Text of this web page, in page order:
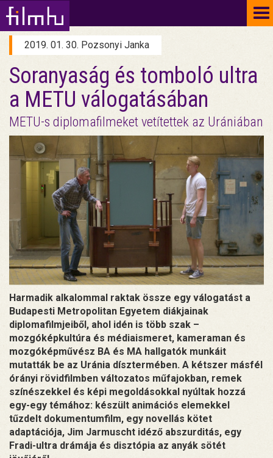
2019. 01. 30. Pozsonyi Janka
Soranyaság és tomboló ultra
a METU válogatásában
METU-s diplomafilmeket vetítettek az Urániában
Harmadik alkalommal raktak össze egy válogatást a
Budapesti Metropolitan Egyetem diákjainak
diplomafilmjeiből, ahol idén is több szak –
mozgóképkultúra és médiaismeret, kameraman és
mozgóképművész BA és MA hallgatók munkáit
mutatták be az Uránia dísztermében. A kétszer másfél
órányi rövidfilmben változatos műfajokban, remek
színészekkel és képi megoldásokkal nyúltak hozzá
egy-egy témához: készült animációs elemekkel
tűzdelt dokumentumfilm, egy novellás kötet
adaptációja, Jim Jarmuscht idéző abszurditás, egy
Fradi-ultra drámája és disztópia az anyák sötét